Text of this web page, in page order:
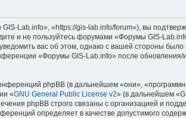
Lab.info», «https://gis-lab.info/forum»), вы
и не пользуйтесь форумами «Форумы GIS-
вас об этом, однако с вашей стороны
«Форумы GIS-Lab.info» после обновления/
phpBB (в дальнейшем «они»,
«GNU General Public License v2» (в дальнейшем
phpBB строго связаны с организацией и
определяет в качестве допустимого